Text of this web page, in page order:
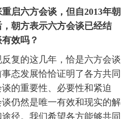
启六方会谈，但自2013年朝
朝方表示六方会谈已经结
效吗？
的这几年，恰是六方会谈
态发展恰恰证明了各方共同
的重要性、必要性和紧迫
仍然是唯一有效和现实的解
径。我们希望各方能够共同